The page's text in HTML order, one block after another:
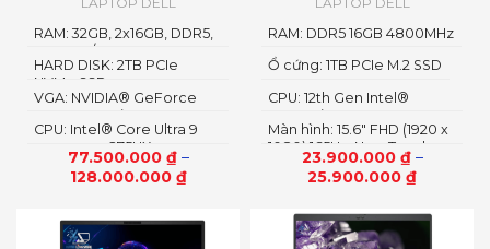
77.500.000 ₫–
128.000.000 ₫
CPU: Intel® Core Ultra 9
processor 275HX
VGA: NVIDIA® GeForce
RTX™ 5070Ti 12GB GDDR
HARD DISK: 2TB PCIe
NVMe SSD
RAM: 32GB, 2x16GB, DDR5,
6400MT/s
23.900.000 ₫–
25.900.000 ₫
Màn hình: 15.6″ FHD (1920 x
1080) 165Hz, Non-Touch,
3ms, Advanced Optimus,
ComfortView Plus, NVIDIA
CPU: 12th Gen Intel®
Core™ i7 12700H vPro Up
To 4.7GHz (14 Cores, 20
Threads, 24MB Cache)
Ổ cứng: 1TB PCIe M.2 SSD
RAM: DDR5 16GB 4800MHz